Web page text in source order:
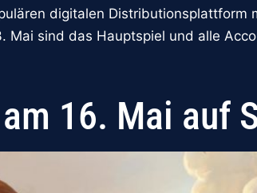
digitalen Distributionsplattform
sind das Hauptspiel und alle
16. Mai auf